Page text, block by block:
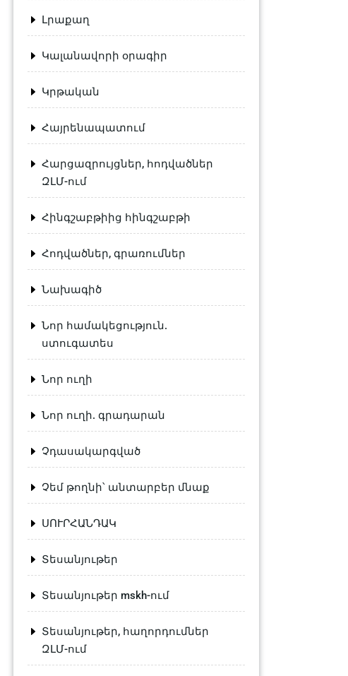
Լրաքաղ
Կալանավորի օրագիր
Կրթական
Հայրենապատում
Հարցազրույցներ, հոդվածներ
ԶԼՄ-ում
Հինգշաբթիից հինգշաբթի
Հոդվածներ, գրառումներ
Նախագիծ
Նոր համակեցություն.
ստուգատես
Նոր ուղի
Նոր ուղի. գրադարան
Չդասակարգված
Չեմ թողնի՝ անտարբեր մնաք
ՍՈՒՐՀԱՆԴԱԿ
Տեսանյութեր
Տեսանյութեր mskh-ում
Տեսանյութեր, հաղորդումներ
ԶԼՄ-ում